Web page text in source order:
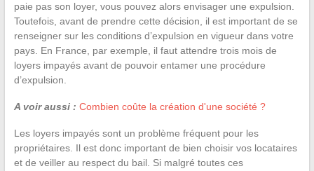
paie pas son loyer, vous pouvez alors envisager une expulsion.
Toutefois, avant de prendre cette décision, il est important de se
renseigner sur les conditions d’expulsion en vigueur dans votre
pays. En France, par exemple, il faut attendre trois mois de
loyers impayés avant de pouvoir entamer une procédure
d’expulsion.
A voir aussi : Combien coûte la création d'une société ?
Les loyers impayés sont un problème fréquent pour les
propriétaires. Il est donc important de bien choisir vos locataires
et de veiller au respect du bail. Si malgré toutes ces